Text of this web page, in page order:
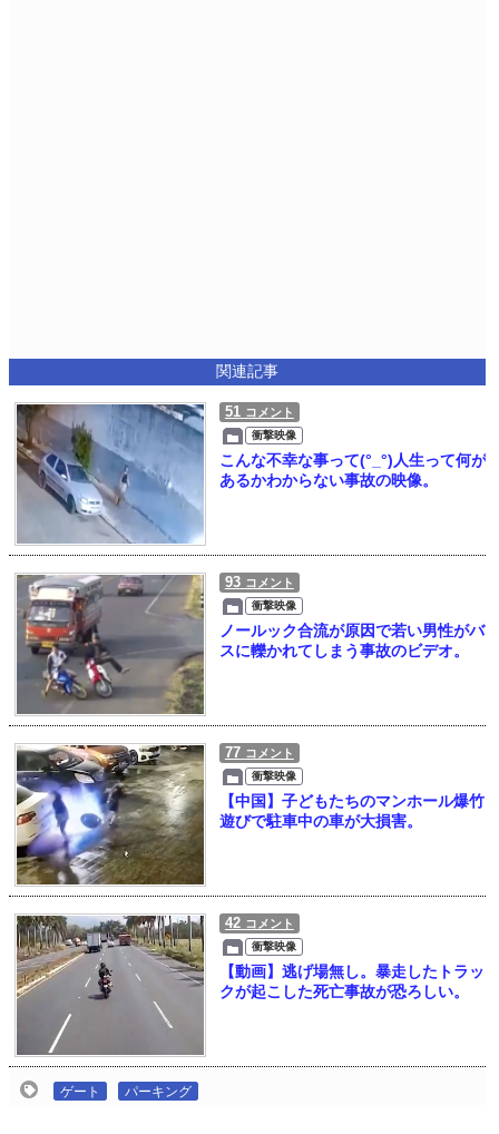
関連記事
51 コメント
衝撃映像
こんな不幸な事って(°_°)人生って何が
あるかわからない事故の映像。
93 コメント
衝撃映像
ノールック合流が原因で若い男性がバ
スに轢かれてしまう事故のビデオ。
77 コメント
衝撃映像
【中国】子どもたちのマンホール爆竹
遊びで駐車中の車が大損害。
42 コメント
衝撃映像
【動画】逃げ場無し。暴走したトラッ
クが起こした死亡事故が恐ろしい。
ゲート パーキング